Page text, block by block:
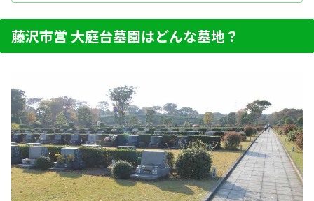
藤沢市営 大庭台墓園はどんな墓地？